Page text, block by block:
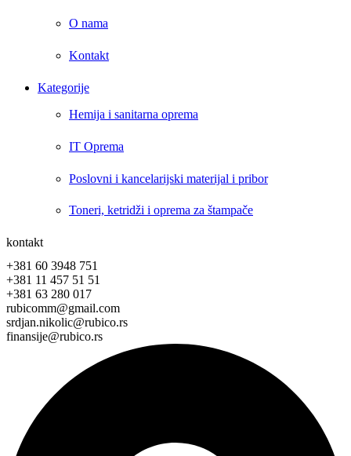
O nama
Kontakt
Kategorije
Hemija i sanitarna oprema
IT Oprema
Poslovni i kancelarijski materijal i pribor
Toneri, ketridži i oprema za štampače
kontakt
+381 60 3948 751
+381 11 457 51 51
+381 63 280 017
rubicomm@gmail.com
srdjan.nikolic@rubico.rs
finansije@rubico.rs